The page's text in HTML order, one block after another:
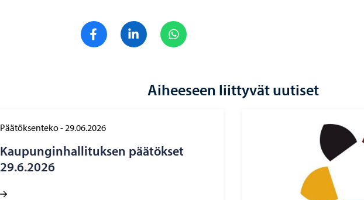
Jaa FacebookJaa LinkedIn
Aiheeseen liittyvät uutiset
Päätöksenteko- 29.06.2026
Kau­pun­gin­hal­li­tuk­sen pää­tök­set
29.6.2026